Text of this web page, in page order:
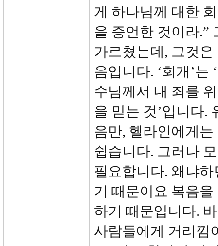
게 하나님께 대한
을 증언한 것이라.”
가르쳤는데, 그것
음입니다. ‘회개’는
수님께서 내 죄를
을 믿는 것’입니다.
음만, 헬라인에게
쉽습니다. 그러나
필요합니다. 왜냐
기 때문이요 복음
하기 때문입니다.
사람들에게 거리낌